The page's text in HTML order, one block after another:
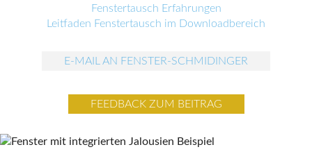
Fenstertausch Erfahrungen
Leitfaden Fenstertausch im Downloadbereich
E-MAIL AN FENSTER-SCHMIDINGER
FEEDBACK ZUM BEITRAG